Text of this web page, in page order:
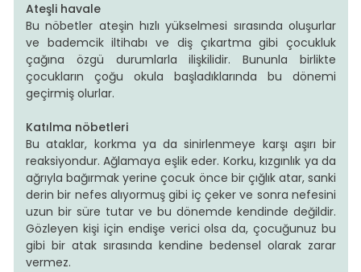
Ateşli havale
Bu nöbetler ateşin hızlı yükselmesi sırasında oluşurlar
ve bademcik iltihabı ve diş çıkartma gibi çocukluk
çağına özgü durumlarla ilişkilidir. Bununla birlikte
çocukların çoğu okula başladıklarında bu dönemi
geçirmiş olurlar.
Katılma nöbetleri
Bu ataklar, korkma ya da sinirlenmeye karşı aşırı bir
reaksiyondur. Ağlamaya eşlik eder. Korku, kızgınlık ya da
ağrıyla bağırmak yerine çocuk önce bir çığlık atar, sanki
derin bir nefes alıyormuş gibi iç çeker ve sonra nefesini
uzun bir süre tutar ve bu dönemde kendinde değildir.
Gözleyen kişi için endişe verici olsa da, çocuğunuz bu
gibi bir atak sırasında kendine bedensel olarak zarar
vermez.